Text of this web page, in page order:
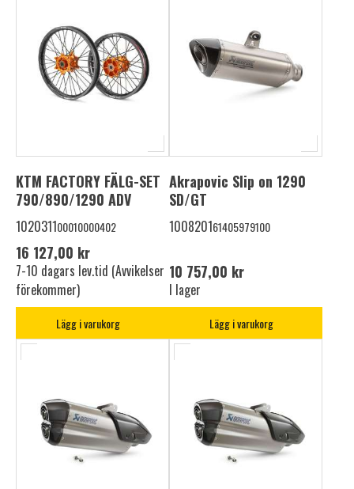
KTM FACTORY FÄLG-SET
790/890/1290 ADV
102031100010000402
16 127,00 kr
7-10 dagars lev.tid (Avvikelser
förekommer)
Lägg i varukorg
Akrapovic Slip on 1290
SD/GT
100820161405979100
10 757,00 kr
I lager
Lägg i varukorg